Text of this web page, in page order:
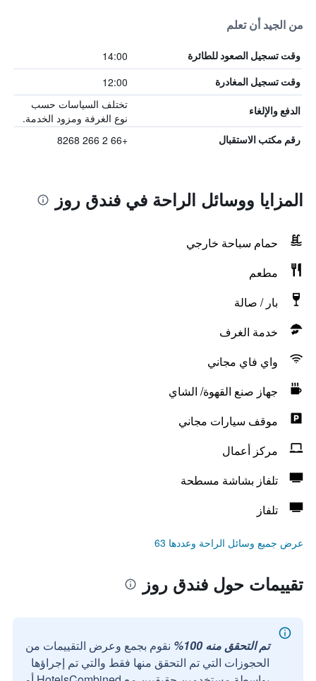
من الجيد أن تعلم
وقت تسجيل الصعود للطائرة 14:00
وقت تسجيل المغادرة 12:00
الدفع والإلغاء
تختلف السياسات حسب
نوع الغرفة ومزود الخدمة.
رقم مكتب الاستقبال +66 2 266 8268
المزايا ووسائل الراحة في فندق روز
حمام سباحة خارجي
مطعم
بار / صالة
خدمة الغرف
واي فاي مجاني
جهاز صنع القهوة/ الشاي
موقف سيارات مجاني
مركز أعمال
تلفاز بشاشة مسطحة
تلفاز
عرض جميع وسائل الراحة وعددها 63
تقييمات حول فندق روز
تم التحقق منه 100%
نقوم بجمع وعرض التقييمات من
الحجوزات التي تم التحقق منها فقط والتي تم إجراؤها